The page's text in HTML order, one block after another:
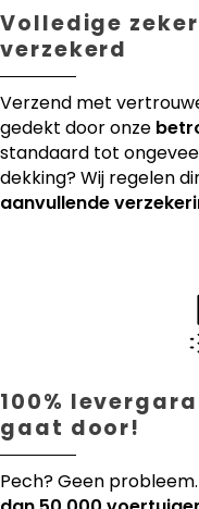
Volledige
verzekerd
Verzend met
gedekt door onze
standaard tot
dekking? Wij regelen
aanvullende
100%
gaat door!
Pech? Geen